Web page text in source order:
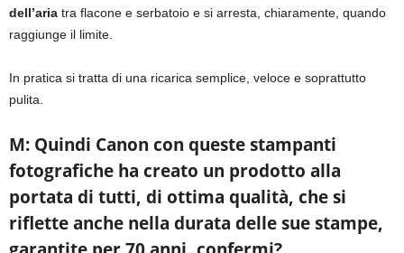
dell’aria tra flacone e serbatoio e si arresta, chiaramente, quando
raggiunge il limite.
In pratica si tratta di una ricarica semplice, veloce e soprattutto
pulita.
M: Quindi Canon con queste stampanti
fotografiche ha creato un prodotto alla
portata di tutti, di ottima qualità, che si
riflette anche nella durata delle sue stampe,